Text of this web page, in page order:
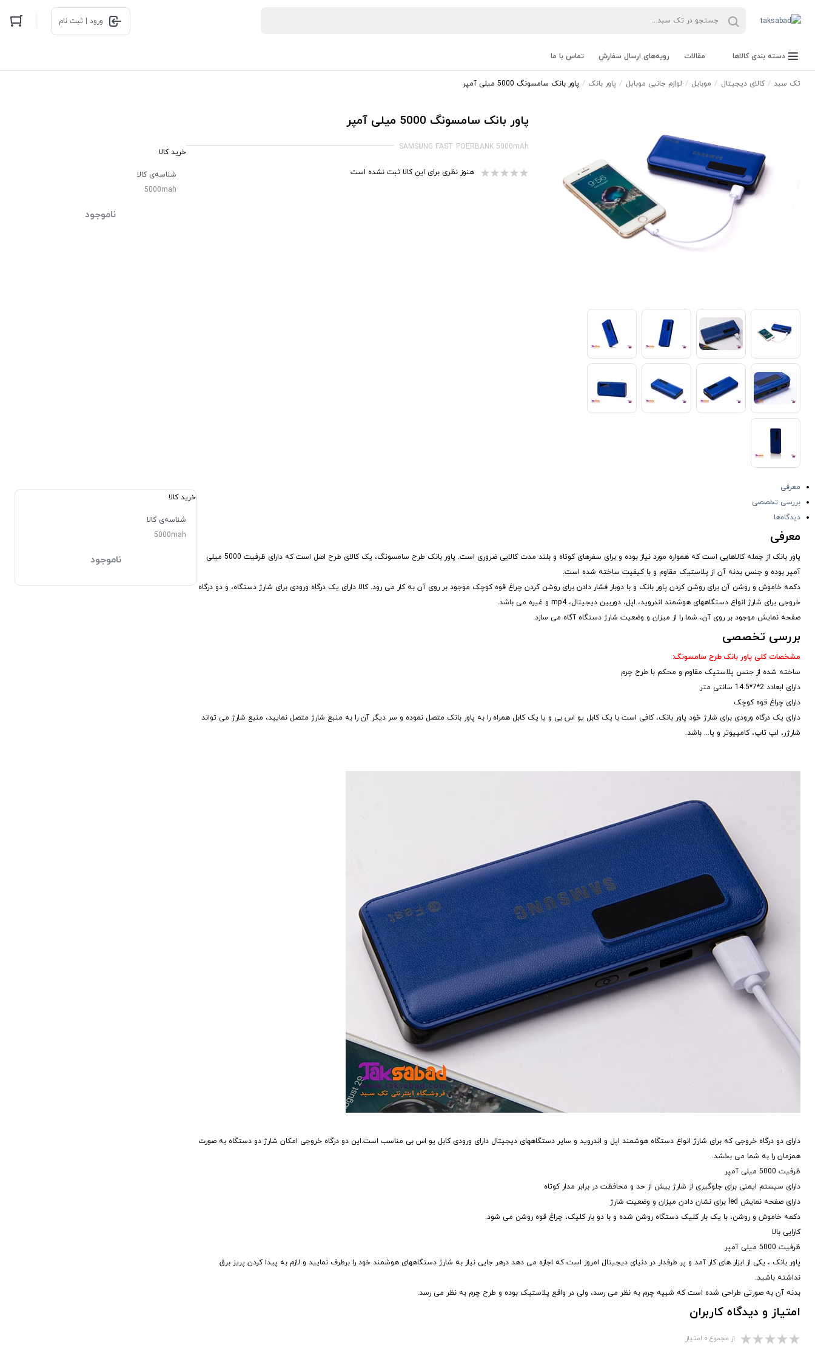
ورود | ثبت نام
دسته بندی کالاها مقالات رویه‌های ارسال سفارش تماس با ما
تک سبد کالای دیجیتال موبایل لوازم جانبی موبایل پاور بانک پاور بانک سامسونگ 5000 میلی آمپر
پاور بانک سامسونگ 5000 میلی آمپر
SAMSUNG FAST POERBANK 5000mAh
هنوز نظری برای این کالا ثبت نشده است
خرید کالا
شناسه‌ی کالا
5000mah
ناموجود
معرفی
بررسی تخصصی
دیدگاه‌ها
معرفی
پاور بانک از جمله کالاهایی است که همواره مورد نیاز بوده و برای سفرهای کوتاه و بلند مدت کالایی ضروری است. پاور بانک طرح سامسونگ، یک کالای طرح اصل است که دارای ظرفیت 5000 میلی
آمپر بوده و جنس بدنه آن از پلاستیک مقاوم و با کیفیت ساخته شده است.
دکمه خاموش و روشن آن برای روشن کردن پاور بانک و با دوبار فشار دادن برای روشن کردن چراغ قوه کوچک موجود بر روی آن به کار می رود. کالا دارای یک درگاه ورودی برای شارژ دستگاه، و دو درگاه
خروجی برای شارژ انواع دستگاههای هوشمند اندروید، اپل، دوربین دیجیتال، mp4 و غیره می باشد.
صفحه نمایش موجود بر روی آن، شما را از میزان و وضعیت شارژ دستگاه آگاه می سازد.
بررسی تخصصی
مشخصات کلی پاور بانک طرح سامسونگ:
ساخته شده از جنس پلاستیک مقاوم و محکم با طرح چرم
دارای ابعادد 2*7*14.5 سانتی متر
دارای چراغ قوه کوچک
دارای یک درگاه ورودی برای شارژ خود پاور بانک، کافی است با یک کابل یو اس بی و یا یک کابل همراه را به پاور بانک متصل نموده و سر دیگر آن را به منبع شارژ متصل نمایید، منبع شارژ می تواند
شارژر، لپ تاپ، کامپیوتر و یا... باشد.
دارای دو درگاه خروجی که برای شارژ انواع دستگاه هوشمند اپل و اندروید و سایر دستگاههای دیجیتال دارای ورودی کابل یو اس بی مناسب است.این دو درگاه خروجی امکان شارژ دو دستگاه به صورت
همزمان را به شما می بخشد.
ظرفیت 5000 میلی آمپر
دارای سیستم ایمنی برای جلوگیری از شارژ بیش از حد و محافظت در برابر مدار کوتاه
دارای صفحه نمایش led برای نشان دادن میزان و وضعیت شارژ
دکمه خاموش و روشن، با یک بار کلیک دستگاه روشن شده و با دو بار کلیک، چراغ قوه روشن می شود.
کارایی بالا
ظرفیت 5000 میلی آمپر
پاور بانک ، یکی از ابزار های کار آمد و پر طرفدار در دنیای دیجیتال امروز است که اجازه می دهد درهر جایی نیاز به شارژ دستگاههای هوشمند خود را برطرف نمایید و لازم به پیدا کردن پریز برق
نداشته باشید.
بدنه آن به صورتی طراحی شده است که شبیه چرم به نظر می رسد، ولی در واقع پلاستیک بوده و طرح چرم به نظر می رسد.
امتیاز و دیدگاه کاربران
از مجموع ۰ امتیاز
خرید کالا
شناسه‌ی کالا
5000mah
ناموجود